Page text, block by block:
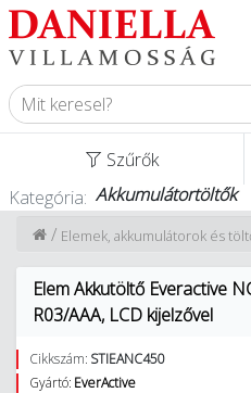
Szűrők
Kategória: Akkumulátortöltők
Elemek, akkumulátorok és
/
Elem Akkutöltő Everactive
R03/AAA, LCD kijelzővel
Cikkszám: STIEANC450
Gyártó: EverActive